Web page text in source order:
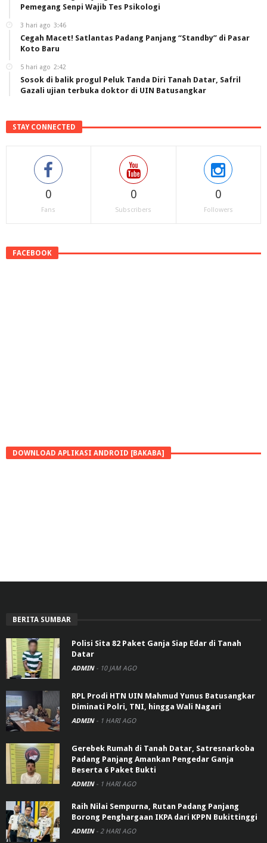
Pemegang Senpi Wajib Tes Psikologi
3 hari ago 3:46
Cegah Macet! Satlantas Padang Panjang “Standby” di Pasar
Koto Baru
5 hari ago 2:42
Sosok di balik progul Peluk Tanda Diri Tanah Datar, Safril
Gazali ujian terbuka doktor di UIN Batusangkar
STAY CONNECTED
0
Fans
0
Subscribers
0
Followers
FACEBOOK
DOWNLOAD APLIKASI ANDROID [BAKABA]
BERITA SUMBAR
Polisi Sita 82 Paket Ganja Siap Edar di Tanah
Datar
ADMIN - 10 JAM AGO
RPL Prodi HTN UIN Mahmud Yunus Batusangkar
Diminati Polri, TNI, hingga Wali Nagari
ADMIN - 1 HARI AGO
Gerebek Rumah di Tanah Datar, Satresnarkoba
Padang Panjang Amankan Pengedar Ganja
Beserta 6 Paket Bukti
ADMIN - 1 HARI AGO
Raih Nilai Sempurna, Rutan Padang Panjang
Borong Penghargaan IKPA dari KPPN Bukittinggi
ADMIN - 2 HARI AGO